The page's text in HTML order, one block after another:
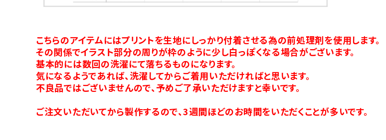
こちらのアイテムにはプリントを生地にしっかり付着させる為の前処理剤を使用します。
その関係でイラスト部分の周りが枠のように少し白っぽくなる場合がございます。
基本的には数回の洗濯にて落ちるものになります。
気になるようであれば、洗濯してからご着用いただければと思います。
不良品ではございませんので、予めご了承いただけますと幸いです。
ご注文いただいてから製作するので、3週間ほどのお時間をいただくことが多いです。